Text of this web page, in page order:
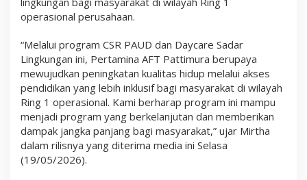
a
k
A
U
D
S
a
d
a
r
L
i
n
operasional perusahaan.
“Melalui program CSR PAUD dan Daycare Sadar
Lingkungan ini, Pertamina AFT Pattimura berupaya
mewujudkan peningkatan kualitas hidup melalui akses
pendidikan yang lebih inklusif bagi masyarakat di wilayah
Ring 1 operasional. Kami berharap program ini mampu
menjadi program yang berkelanjutan dan memberikan
dampak jangka panjang bagi masyarakat,” ujar Mirtha
dalam rilisnya yang diterima media ini Selasa
(19/05/2026).